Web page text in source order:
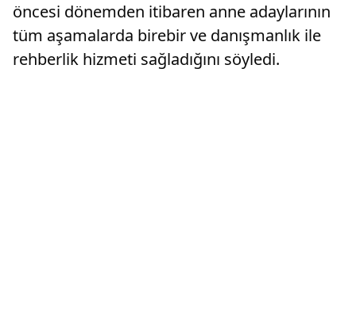
öncesi dönemden itibaren anne adaylarının
tüm aşamalarda birebir ve danışmanlık ile
rehberlik hizmeti sağladığını söyledi.